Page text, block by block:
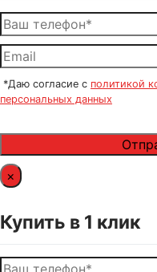
*Даю согласие с политикой
персональных данных
×
Купить в 1 клик